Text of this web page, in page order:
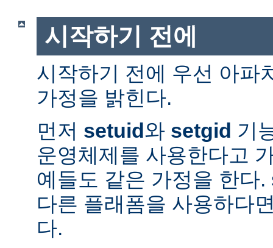
시작하기 전에
시작하기 전에 우선 아파
가정을 밝힌다.
먼저 setuid와 setgid 기
운영체제를 사용한다고
예들도 같은 가정을 한다
다른 플래폼을 사용하다
다.